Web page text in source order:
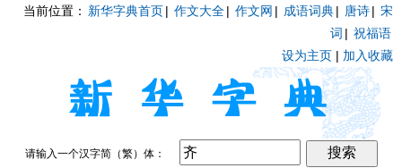
当前位置： 新华字典首页| 作文大全| 作文网 | 成语词典| 唐诗| 宋
词 | 祝福语
设为主页 | 加入收藏
请输入一个汉字简（繁）体：